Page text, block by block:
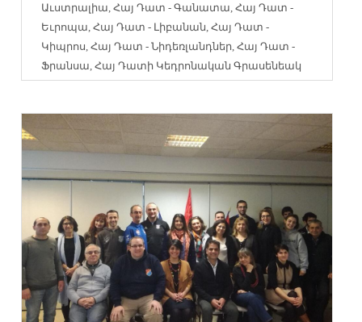
Աւստրալիա ,Հայ Դատ - Գանատա ,Հայ Դատ -
Եւրոպա ,Հայ Դատ - Լիբանան ,Հայ Դատ -
Կիպրոս ,Հայ Դատ - Նիդեռլանդներ ,Հայ Դատ -
Ֆրանսա ,Հայ Դատի Կեդրոնական Գրասենեակ